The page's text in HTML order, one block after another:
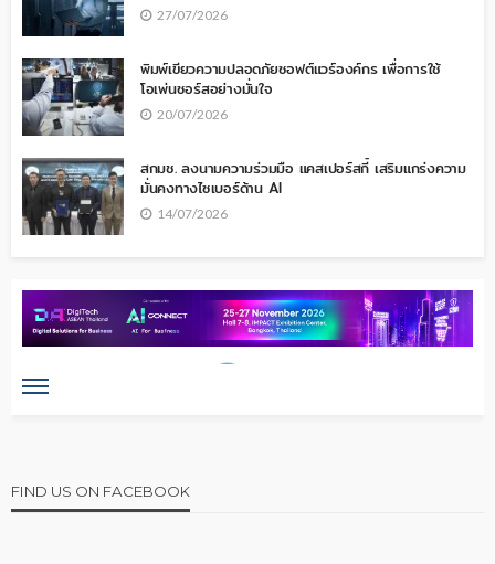
27/07/2026
พิมพ์เขียวความปลอดภัยซอฟต์แวร์องค์กร เพื่อการใช้
โอเพ่นซอร์สอย่างมั่นใจ
20/07/2026
สกมช. ลงนามความร่วมมือ แคสเปอร์สกี้ เสริมแกร่งความ
มั่นคงทางไซเบอร์ด้าน AI
14/07/2026
FIND US ON FACEBOOK